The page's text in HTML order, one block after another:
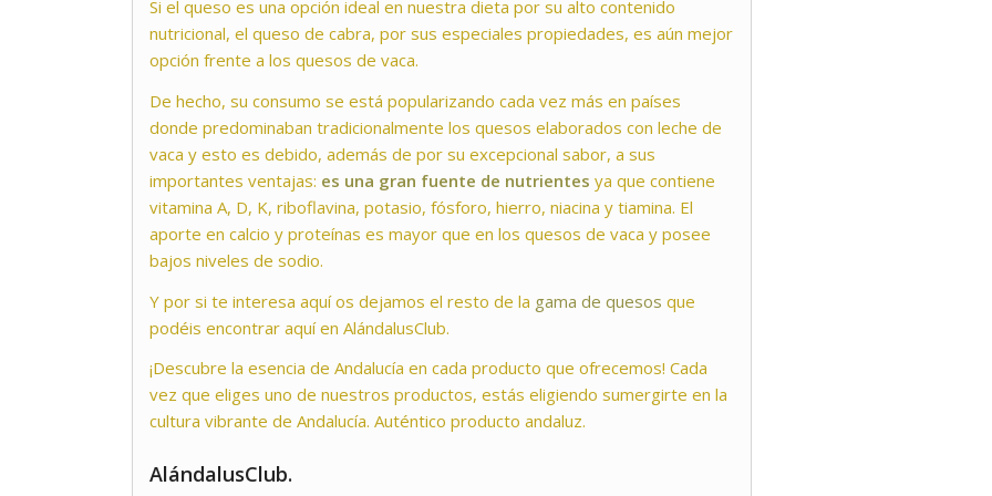
Si el queso es una opción ideal en nuestra dieta por su alto contenido
nutricional, el queso de cabra, por sus especiales propiedades, es aún mejor
opción frente a los quesos de vaca.
De hecho, su consumo se está popularizando cada vez más en países
donde predominaban tradicionalmente los quesos elaborados con leche de
vaca y esto es debido, además de por su excepcional sabor, a sus
importantes ventajas: es una gran fuente de nutrientesya que contiene
vitamina A, D, K, riboflavina, potasio, fósforo, hierro, niacina y tiamina. El
aporte en calcio y proteínas es mayor que en los quesos de vaca y posee
bajos niveles de sodio.
Y por si te interesa aquí os dejamos el resto de la gama de quesos que
podéis encontrar aquí en AlándalusClub.
¡Descubre la esencia de Andalucía en cada producto que ofrecemos! Cada
vez que eliges uno de nuestros productos, estás eligiendo sumergirte en la
cultura vibrante de Andalucía. Auténtico producto andaluz.
AlándalusClub.